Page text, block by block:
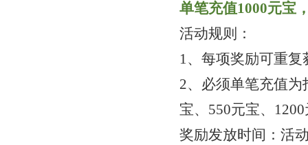
单笔充值1000元宝
活动规则：
1、每项奖励可重
2、必须单笔充值
宝、550元宝、
奖励发放时间：活